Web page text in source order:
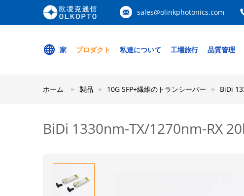
sales@olinkphotonics.com
家 プロダクト 私達について 工場旅行 品質管理
ホーム 製品 10G SFP+繊維のトランシーバー BiDi
BiDi 1330nm-TX/1270nm-RX